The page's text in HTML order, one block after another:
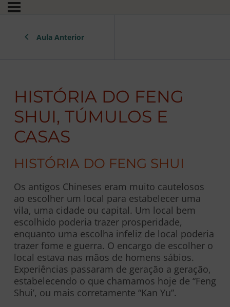
Aula Anterior
HISTÓRIA DO FENG
SHUI, TÚMULOS E
CASAS
HISTÓRIA DO FENG SHUI
Os antigos Chineses eram muito cautelosos
ao escolher um local para estabelecer uma
vila, uma cidade ou capital. Um local bem
escolhido poderia trazer prosperidade,
enquanto uma escolha infeliz de local poderia
trazer fome e guerra. O encargo de escolher o
local estava nas mãos de homens sábios.
Experiências passaram de geração a geração,
estabelecendo o que chamamos hoje de “Feng
Shui’, ou mais corretamente “Kan Yu”.